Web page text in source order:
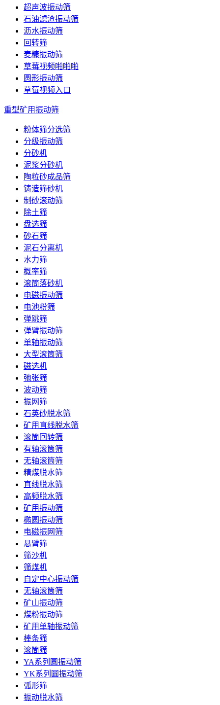
超声波振动筛
石油滤渣振动筛
沥水振动筛
回转筛
麦糠振动筛
草莓视频啪啪啪
圆形振动筛
草莓视频入口
重型矿用振动筛
粉体筛分选筛
分级振动筛
分砂机
泥浆分砂机
陶粒砂成品筛
铸造筛砂机
制砂滚动筛
除土筛
盘选筛
砂石筛
泥石分离机
水力筛
概率筛
滚筒落砂机
电磁振动筛
电池粉筛
弹跳筛
弹臂振动筛
单轴振动筛
大型滚筒筛
磁选机
弛张筛
波动筛
振网筛
石英砂脱水筛
矿用直线脱水筛
滚筒回转筛
有轴滚筒筛
无轴滚筒筛
精煤脱水筛
直线脱水筛
高频脱水筛
矿用振动筛
椭圆振动筛
电磁振网筛
悬臂筛
筛沙机
筛煤机
自定中心振动筛
无轴滚筒筛
矿山振动筛
煤粉振动筛
矿用单轴振动筛
棒条筛
滚筒筛
YA系列圆振动筛
YK系列圆振动筛
弧形筛
振动脱水筛